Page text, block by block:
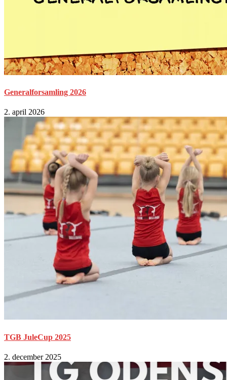
Generalforsamling 2026
2. april 2026
TGB JuleCup 2025
2. december 2025